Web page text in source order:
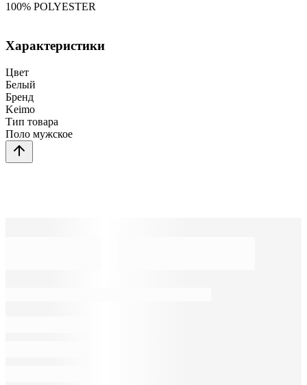
100% POLYESTER
Характеристики
Цвет
Белый
Бренд
Keimo
Тип товара
Поло мужское